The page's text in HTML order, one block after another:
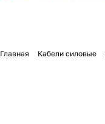
Главная Кабели силовые